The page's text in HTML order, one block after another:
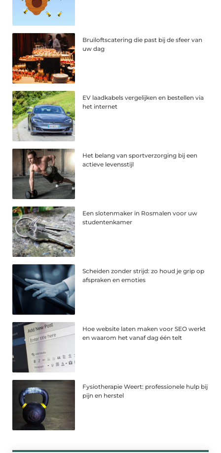
Bruiloftscatering die past bij de sfeer van
uw dag
EV laadkabels vergelijken en bestellen via
het internet
Het belang van sportverzorging bij een
actieve levensstijl
Een slotenmaker in Rosmalen voor uw
studentenkamer
Scheiden zonder strijd: zo houd je grip op
afspraken en emoties
Hoe website laten maken voor SEO werkt
en waarom het vanaf dag één telt
Fysiotherapie Weert: professionele hulp bij
pijn en herstel